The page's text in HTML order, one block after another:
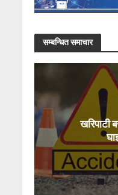
सम्बन्धित समाचार
खरिपाटी